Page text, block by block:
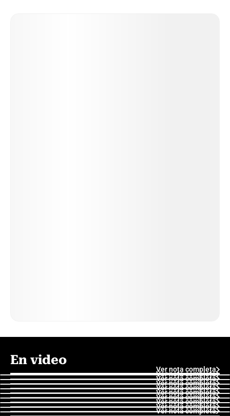
En video
Ver nota completa
Ver nota completa
Ver nota completa
Ver nota completa
Ver nota completa
Ver nota completa
Ver nota completa
Ver nota completa
Ver nota completa
Ver nota completa